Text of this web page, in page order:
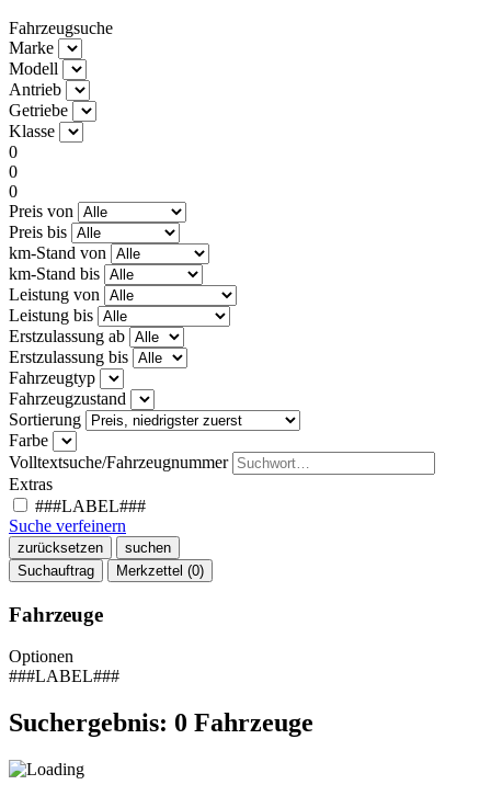
Fahrzeugsuche
Marke
Modell
Antrieb
Getriebe
Klasse
0
0
0
Preis von
Preis bis
km-Stand von
km-Stand bis
Leistung von
Leistung bis
Erstzulassung ab
Erstzulassung bis
Fahrzeugtyp
Fahrzeugzustand
Sortierung
Farbe
Volltextsuche/Fahrzeugnummer
Extras
###LABEL###
Suche verfeinern
zurücksetzen
suchen
Suchauftrag
Merkzettel (0)
Fahrzeuge
Optionen
###LABEL###
Suchergebnis: 0 Fahrzeuge